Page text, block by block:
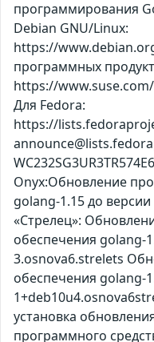
программирования
Debian GNU/Linux:
https://
программных
https://
Для Fedora:
https://
Оnyx:Обновление
golang-1.15 до
«Стрелец»:
обеспечения golang-
3.osnova6.strelets
обеспечения golang-
установка
программного